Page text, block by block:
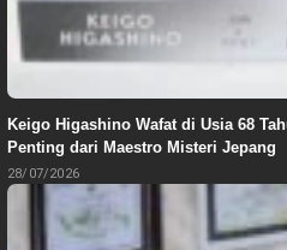
Keigo Higashino Wafat di Usia 68
Penting dari Maestro Misteri Jepang
28/07/2026